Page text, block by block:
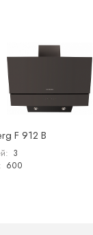
F 912 B
3
600